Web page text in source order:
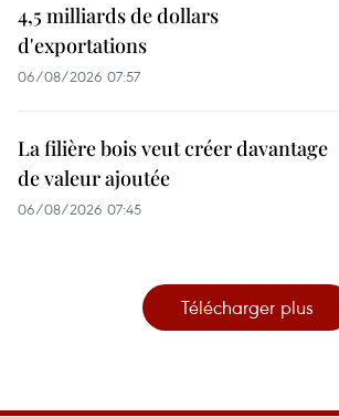
4,5 milliards de dollars
d'exportations
06/08/2026 07:57
La filière bois veut créer davantage
de valeur ajoutée
06/08/2026 07:45
Télécharger plus